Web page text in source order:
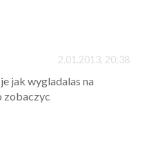
2.01.2013, 20:38
jak wygladalas na
zobaczyc